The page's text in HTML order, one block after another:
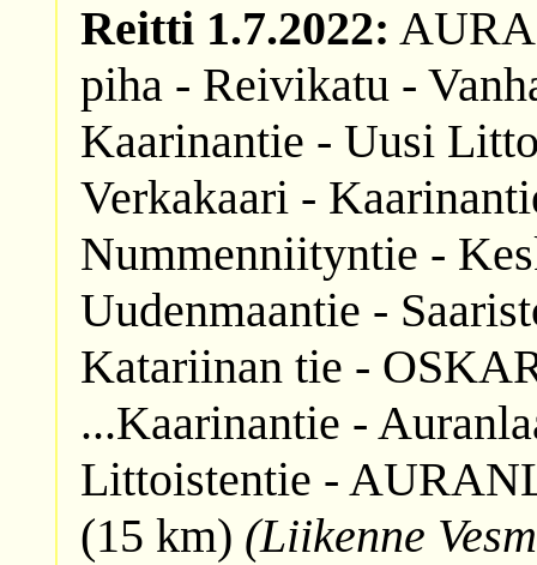
Reitti 1.7.2022:
piha - Reivikatu -
Kaarinantie - Uusi
Verkakaari -
Nummenniityntie -
Uudenmaantie -
Katariinan tie -
...Kaarinantie -
Littoistentie -
(15 km) (Liikenne